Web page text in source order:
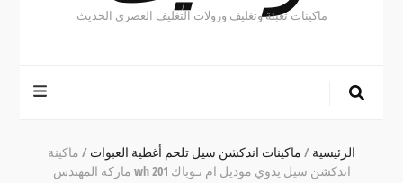
ماكينات تعبئة وتغليف ورولات التغليف العصري الحديث
الرئيسية / ماكينات اندكشن سيل تلحم أغطية العبوات / ماكينة
اندكشن سيل يدوي موديل ام تـوباك wh 201 ماركة المهندس